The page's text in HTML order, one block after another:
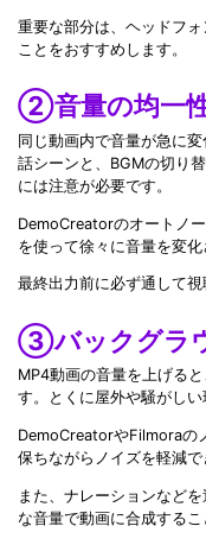
重要な部分は、ヘッドフ
ことをおすすめします。
②音量の均一
同じ動画内で音量が急に
話シーンと、BGMの切り
には注意が必要です。
DemoCreatorのオートノ
を使って徐々に音量を変化
最終出力前に必ず通して
③バックグラ
MP4動画の音量を上げる
す。とくに屋外や騒がしい
DemoCreatorやFilmoraの
保ちながらノイズを軽減で
また、ナレーションなど
な音量で動画に合成するこ